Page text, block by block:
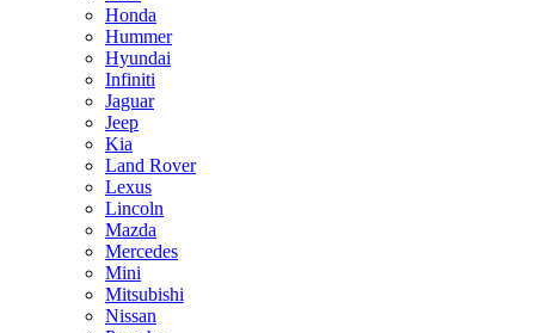
Honda
Hummer
Hyundai
Infiniti
Jaguar
Jeep
Kia
Land Rover
Lexus
Lincoln
Mazda
Mercedes
Mini
Mitsubishi
Nissan